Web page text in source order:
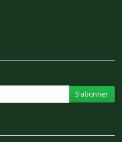
S'abonner